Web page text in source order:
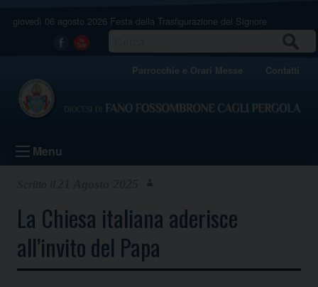
giovedì 06 agosto 2026 Festa della Trasfigurazione del Signore
Facebook
Youtube
Parrocchie e Orari Messe Contatti
Menu
La Chiesa italiana aderisce
all’invito del Papa